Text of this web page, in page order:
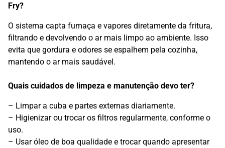
Fry?
O sistema capta fumaça e vapores diretamente da fritura,
filtrando e devolvendo o ar mais limpo ao ambiente. Isso
evita que gordura e odores se espalhem pela cozinha,
mantendo o ar mais saudável.
Quais cuidados de limpeza e manutenção devo ter?
– Limpar a cuba e partes externas diariamente.
– Higienizar ou trocar os filtros regularmente, conforme o
uso.
– Usar óleo de boa qualidade e trocar quando apresentar